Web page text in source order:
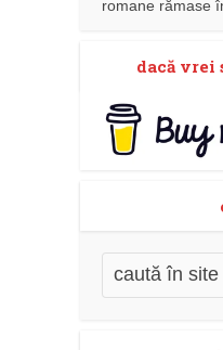
romane rămase
dacă vrei